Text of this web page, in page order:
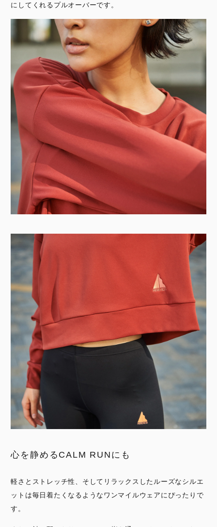
にしてくれるプルオーバーです。
心を静めるCALM RUNにも
軽さとストレッチ性、そしてリラックスしたルーズなシルエ
ットは毎日着たくなるようなワンマイルウェアにぴったりで
す。